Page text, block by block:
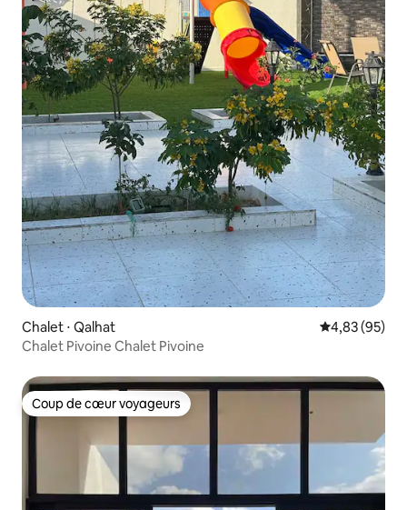
Chalet ⋅ Qalhat Évaluation
4,83 (95)
Chalet Pivoine Chalet Pivoine
Coup de cœur voyageurs
Coup de cœur voyageurs